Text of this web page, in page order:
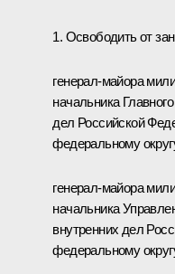
1. Освободить от
генерал-майора
начальника
дел Российской
федеральному
генерал-майора
начальника
внутренних дел
федеральному